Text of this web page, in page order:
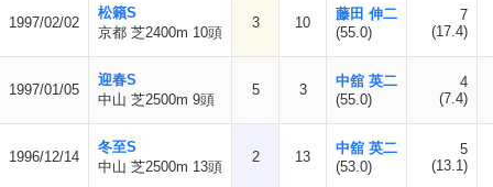
1997/02/02
松籟S
京都 芝2400m 10頭
3 10
藤田 伸二
(55.0)
7
(17.4)
1997/01/05
迎春S
中山 芝2500m 9頭
5 3
中舘 英二
(55.0)
4
(7.4)
1996/12/14
冬至S
中山 芝2500m 13頭
2 13
中舘 英二
(53.0)
5
(13.1)